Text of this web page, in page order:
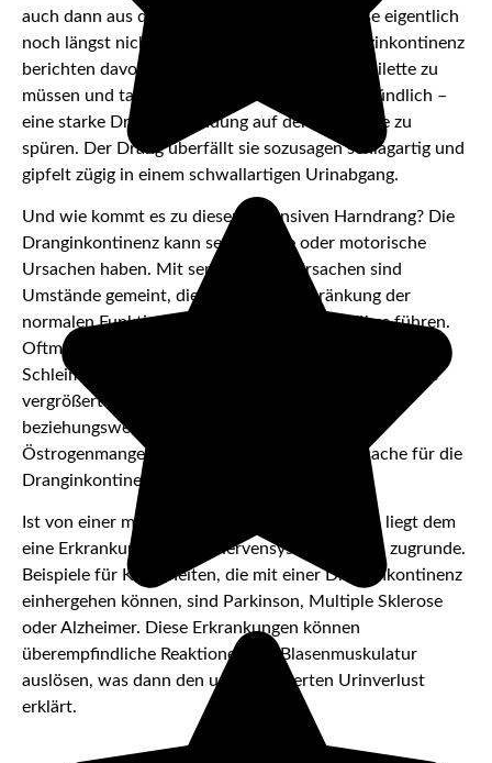
auch dann aus der Blase getrieben, wenn diese eigentlich
noch längst nicht voll ist. Patienten mit Dranginkontinenz
berichten davon, auch nachts mehrfach zur Toilette zu
müssen und tagsüber extrem oft – teilweise stündlich –
eine starke Druckempfindung auf der Harnblase zu
spüren. Der Drang überfällt sie sozusagen schlagartig und
gipfelt zügig in einem schwallartigen Urinabgang.
Und wie kommt es zu diesem intensiven Harndrang? Die
Dranginkontinenz kann sensorische oder motorische
Ursachen haben. Mit sensorischen Ursachen sind
Umstände gemeint, die zu einer Einschränkung der
normalen Funktion der Blase und der Harnröhre führen.
Oftmals stecken Blasensteine oder Tumore, welche die
Schleimhaut der Blase reizen, dahinter. Aber auch eine
vergrößerte Prostata oder eine Harnwegs-
beziehungsweise Blaseninfektion sowie ein
Östrogenmangel kommen als sensorische Ursache für die
Dranginkontinenz infrage.
Ist von einer motorischen Ursache die Rede, so liegt dem
eine Erkrankung, die das Nervensystem betrifft, zugrunde.
Beispiele für Krankheiten, die mit einer Dranginkontinenz
einhergehen können, sind Parkinson, Multiple Sklerose
oder Alzheimer. Diese Erkrankungen können
überempfindliche Reaktionen der Blasenmuskulatur
auslösen, was dann den unkontrollierten Urinverlust
erklärt.